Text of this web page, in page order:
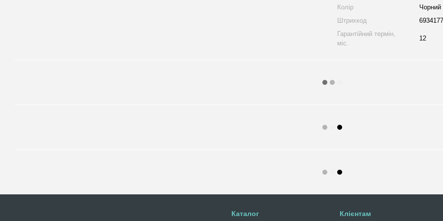
Колір
Чорний
Штрихкод
Гарантійний термін,
міс.
12
Каталог Клієнтам